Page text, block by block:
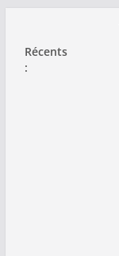
contenu
Récents
: